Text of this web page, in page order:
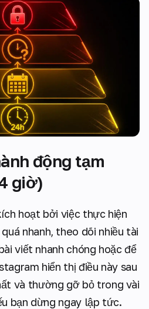
động tạm
giờ)
hoạt bởi việc thực hiện
nhanh, theo dõi nhiều tài
viết nhanh chóng hoặc để
hiển thị điều này sau
và thường gỡ bỏ trong vài
bạn dừng ngay lập tức.